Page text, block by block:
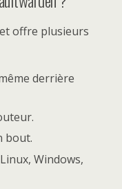
offre plusieurs
derrière
bout.
Windows,